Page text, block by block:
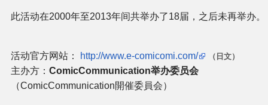
此活动在2000年至2013年间共举办了18届，之后未再举办。
活动官方网站： http://www.e-comicomi.com/ （日文）
主办方： ComicCommunication举办委员会
（ComicCommunication開催委員会）
官方书籍
官方角色
公式资料